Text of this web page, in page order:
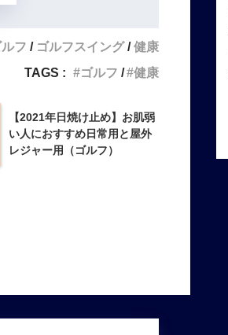
ルフ ゴルフスイング
健康
TAGS :
ゴルフ 健康
【2021年日焼け止め】お肌弱
い人におすすめ日常用と屋外
レジャー用（ゴルフ）